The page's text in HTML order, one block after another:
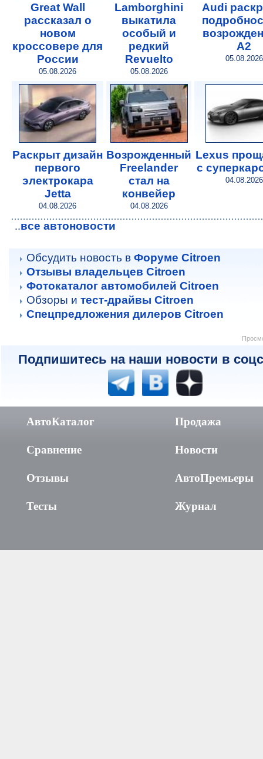
Great Wall
рассказал о
новом
кроссовере для
России
05.08.2026
Lamborghini
выкатила
особый и
редкий
Revuelto
05.08.2026
Audi
A2
05.08.2026
Раскрыт дизайн
первого
электрокара
Jetta
04.08.2026
Возрожденный
Freelander
стал на
конвейер
04.08.2026
Lexus
с
04.08.2026
..все автоновости
Обсудить новость в Форуме Citroen
Отзывы владельцев Citroen
Фотокаталог автомобилей Citroen
Обзоры и тест-драйвы Citroen
Спецпредложения дилеров Citroen
Подпишитесь на наши новости в
АвтоКаталог
Сравнение
Отзывы
Тесты
Продажа
Новости
АвтоПремьеры
Журнал